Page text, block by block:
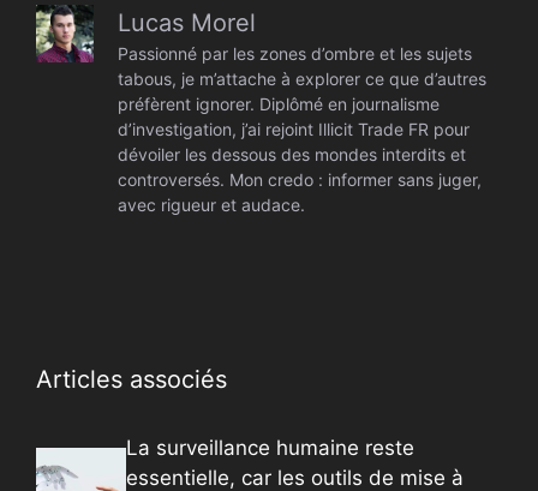
Lucas Morel
Passionné par les zones d’ombre et les sujets
tabous, je m’attache à explorer ce que d’autres
préfèrent ignorer. Diplômé en journalisme
d’investigation, j’ai rejoint Illicit Trade FR pour
dévoiler les dessous des mondes interdits et
controversés. Mon credo : informer sans juger,
avec rigueur et audace.
Articles associés
La surveillance humaine reste
essentielle, car les outils de mise à